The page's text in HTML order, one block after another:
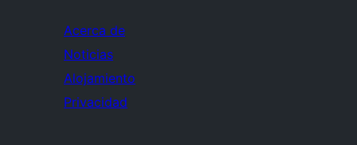
Acerca de
Noticias
Alojamiento
Privacidad